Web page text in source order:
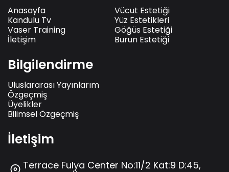
Anasayfa
Kandulu Tv
Vaser Training
İletişim
Vücut Estetiği
Yüz Estetikleri
Göğüs Estetiği
Burun Estetiği
Bilgilendirme
Uluslararası Yayınlarım
Özgeçmiş
Üyelikler
Bilimsel Özgeçmiş
İletişim
Terrace Fulya Center No:11/2 Kat:9 D:45,